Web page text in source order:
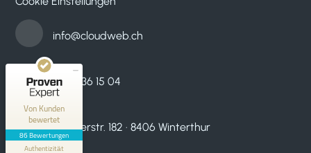
Zürcherstr. 182 · 8406 Winterthur
052 536 15 04
info@cloudweb.ch
Von Kunden
bewertet
86 Bewertungen
Authentizität
ProvenExpert.com
SEHR GUT
4,95 / 5,00
53
Bewertungen von 2
anderen Quellen
Blick aufs ProvenExpert-Profil werfen